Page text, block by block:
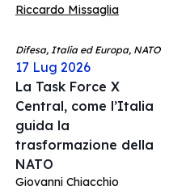
Riccardo Missaglia
Difesa, Italia ed Europa, NATO
17 Lug 2026
La Task Force X
Central, come l’Italia
guida la
trasformazione della
NATO
Giovanni Chiacchio